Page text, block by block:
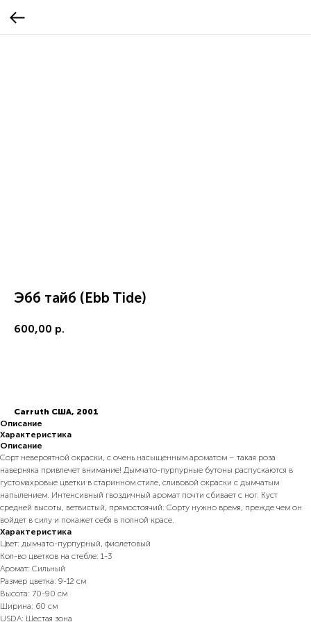
Эбб тайб (Ebb Tide)
600,00 р.
Carruth США, 2001
Описание
Характеристика
Описание
Сорт невероятной окраски, с очень насыщенным ароматом – такая роза
наверняка привлечет внимание! Дымчато-пурпурные бутоны распускаются в
густомахровые цветки в старинном стиле, сливовой окраски с дымчатым
напылением. Интенсивный гвоздичный аромат почти сбивает с ног. Куст
средней высоты, ветвистый, прямостоячий. Сорту нужно время, прежде чем он
войдет в силу и покажет себя в полной красе.
Характеристика
Цвет: дымчато-пурпурный, фиолетовый
Кол-во цветков на стебле: 1-3
Аромат: Сильный
Размер цветка: 9-12 см
Высота: 70-90 см
Ширина: 60 см
USDA: Шестая зона